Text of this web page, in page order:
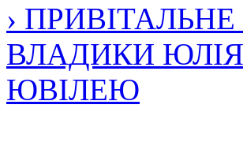
›
ВЛАДИКИ
ЮВІЛЕЮ